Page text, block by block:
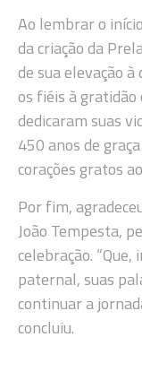
Ao lembrar o
da criação da
de sua elevação à
os fiéis à gratidão
dedicaram suas
450 anos de
corações gratos
Por fim,
João Tempesta,
celebração.
paternal, suas
continuar a
concluiu.